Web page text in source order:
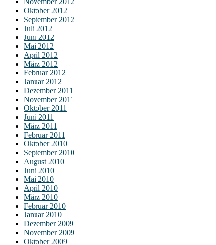
November 2012
Oktober 2012
September 2012
Juli 2012
Juni 2012
Mai 2012
April 2012
März 2012
Februar 2012
Januar 2012
Dezember 2011
November 2011
Oktober 2011
Juni 2011
März 2011
Februar 2011
Oktober 2010
September 2010
August 2010
Juni 2010
Mai 2010
April 2010
März 2010
Februar 2010
Januar 2010
Dezember 2009
November 2009
Oktober 2009